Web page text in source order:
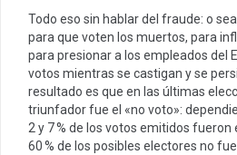
Todo eso sin hablar del fraude: o
para que voten los muertos, para
para presionar a los empleados del
votos mientras se castigan y se
resultado es que en las últimas
triunfador fue el «no voto»:
2 y 7 % de los votos emitidos fueron
60 % de los posibles electores no